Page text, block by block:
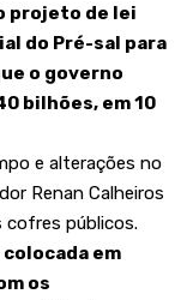
projeto de lei
do Pré-sal para
o governo
bilhões, em 10
e alterações no
Renan Calheiros
cofres públicos.
em
os